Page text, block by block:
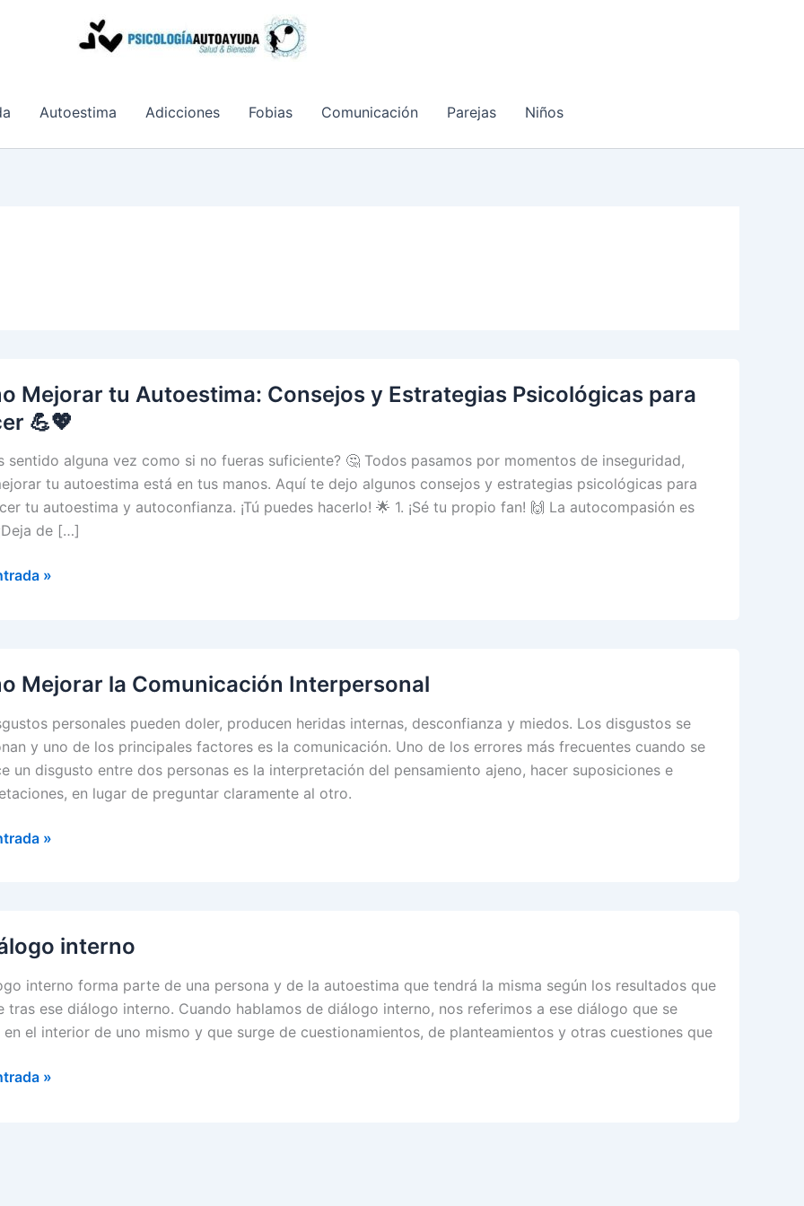
Autoestima Adicciones Fobias Comunicación Parejas Niños
Mejorar tu Autoestima: Consejos y Estrategias Psicológicas para
💪💖
sentido alguna vez como si no fueras suficiente? 🤔 Todos pasamos por momentos de inseguridad,
tu autoestima está en tus manos. Aquí te dejo algunos consejos y estrategias psicológicas para
tu autoestima y autoconfianza. ¡Tú puedes hacerlo! 🌟 1. ¡Sé tu propio fan! 🙌 La autocompasión es
de […]
»
Mejorar la Comunicación Interpersonal
personales pueden doler, producen heridas internas, desconfianza y miedos. Los disgustos se
y uno de los principales factores es la comunicación. Uno de los errores más frecuentes cuando se
un disgusto entre dos personas es la interpretación del pensamiento ajeno, hacer suposiciones e
en lugar de preguntar claramente al otro.
»
interno
interno forma parte de una persona y de la autoestima que tendrá la misma según los resultados que
tras ese diálogo interno. Cuando hablamos de diálogo interno, nos referimos a ese diálogo que se
en el interior de uno mismo y que surge de cuestionamientos, de planteamientos y otras cuestiones que
»